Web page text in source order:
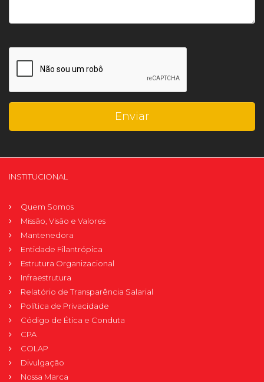
INSTITUCIONAL
Quem Somos
Missão, Visão e Valores
Mantenedora
Entidade Filantrópica
Estrutura Organizacional
Infraestrutura
Relatório de Transparência Salarial
Política de Privacidade
Código de Ética e Conduta
CPA
COLAP
Divulgação
Nossa Marca